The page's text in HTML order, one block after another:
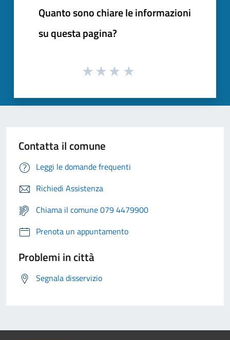
Quanto sono chiare le informazioni
su questa pagina?
Contatta il comune
Leggi le domande frequenti
Richiedi Assistenza
Chiama il comune 079 4479900
Prenota un appuntamento
Problemi in città
Segnala disservizio